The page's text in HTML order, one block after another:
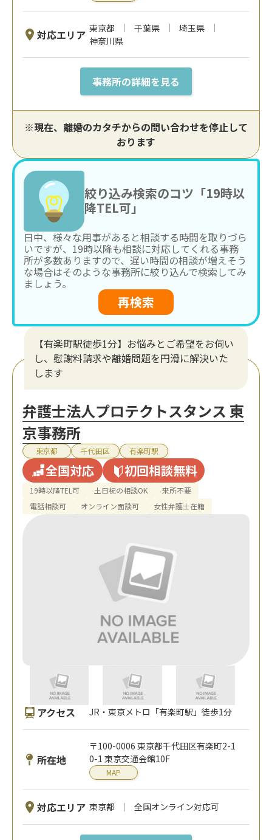
対応エリア 東京都 千葉県
埼玉県
神奈川県
事務所の詳細を見る
※現在、離婚のカタチからの問い合わせを停止して
おります
絞り込み検索のコツ「19時以
降TEL可」
日中、様々な用事があると相談する時間を取りづら
いですが、19時以降も相談に対応してくれる事務
所が多数ありますので、遅い時間の相談が増えそう
な場合はそのような事務所に絞り込んで検索してみ
ましょう。
再検索
【有楽町駅徒歩1分】お悩みとご希望をお伺い
し、慰謝料請求や離婚問題を円滑に解決いた
します
弁護士法人プロテクトスタンス 東
京事務所
東京都 千代田区 有楽町駅
全国対応 初回相談無料
19時以降TEL可 土日祝の相談OK
来所不要
電話相談可
オンライン面談可 女性弁護士在籍
アクセス JR・東京メトロ「有楽町駅」徒歩1分
所在地
〒100-0006 東京都千代田区有楽町2-1
0-1 東京交通会館10F
MAP
対応エリア 東京都 全国オンライン対応可